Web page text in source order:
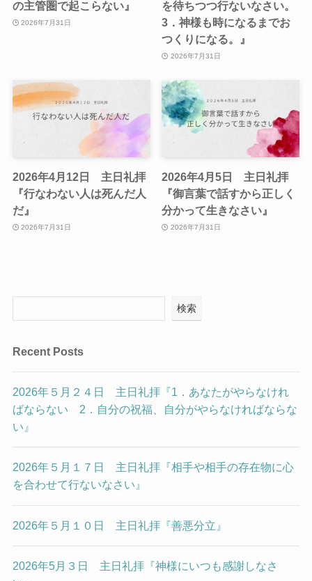
の主管圏で起こらない』
2026年7月31日
を待ちつつ行ないなさい。
3．神様も時になるまでお
つくりになる。』
2026年7月31日
2026年4月12日 主日礼拝
『行なわない人は死んだ人
だ』
2026年7月31日
2026年4月5日 主日礼拝
『御言葉で話すから正しく
分かって生きなさい』
2026年7月31日
検索
Recent Posts
2026年５月２４日 主日礼拝『1．あなたがやらなけれ
ばならない 2．自分の祝福、自分がやらなければならな
い』
2026年５月１７日 主日礼拝『相手や相手の存在物に心
を合わせて行ないなさい』
2026年５月１０日 主日礼拝『善悪分立』
2026年5月３日 主日礼拝『神様にいつも感謝しなさ